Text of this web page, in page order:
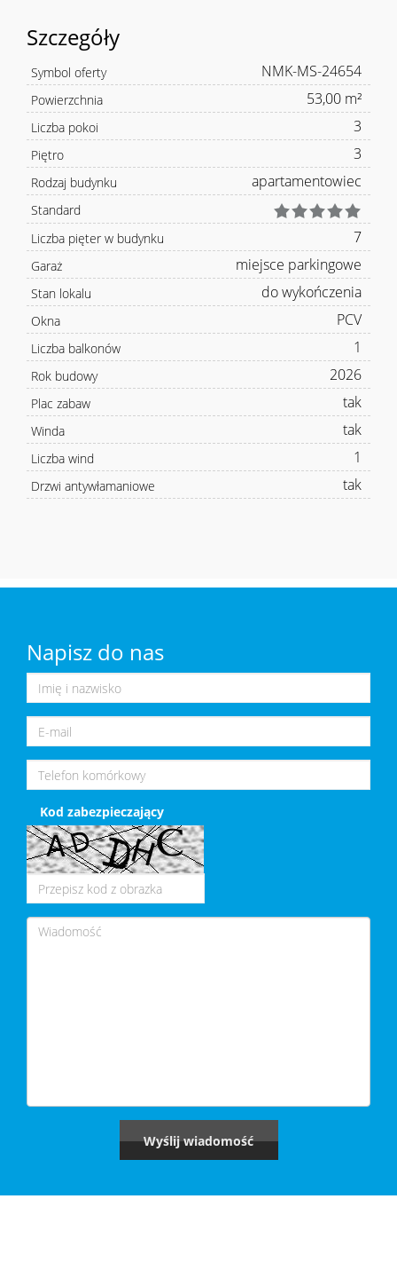
Szczegóły
Symbol oferty NMK-MS-24654
Powierzchnia 53,00 m²
Liczba pokoi 3
Piętro 3
Rodzaj budynku apartamentowiec
Standard
Liczba pięter w budynku
7
Garaż miejsce parkingowe
Stan lokalu do wykończenia
Okna PCV
Liczba balkonów 1
Rok budowy 2026
Plac zabaw tak
Winda tak
Liczba wind 1
Drzwi antywłamaniowe tak
Napisz do nas
Kod zabezpieczający